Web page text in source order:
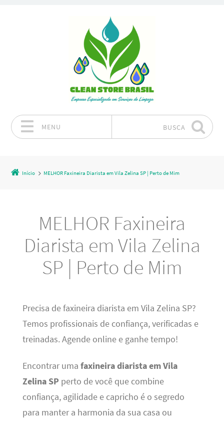
MENU BUSCA
Início MELHOR Faxineira Diarista em Vila Zelina SP | Perto de Mim
MELHOR Faxineira
Diarista em Vila Zelina
SP | Perto de Mim
Precisa de faxineira diarista em Vila Zelina SP?
Temos profissionais de confiança, verificadas e
treinadas. Agende online e ganhe tempo!
Encontrar uma faxineira diarista em Vila
Zelina SP perto de você que combine
confiança, agilidade e capricho é o segredo
para manter a harmonia da sua casa ou